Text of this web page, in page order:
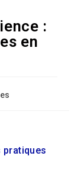
:
en
pratiques